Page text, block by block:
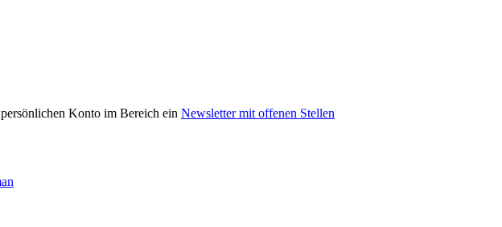
Konto im Bereich ein Newsletter mit offenen Stellen